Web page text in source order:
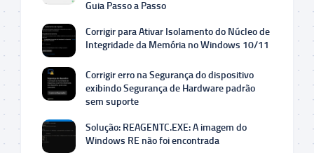
Guia Passo a Passo
Corrigir para Ativar Isolamento do Núcleo de
Integridade da Memória no Windows 10/11
Corrigir erro na Segurança do dispositivo
exibindo Segurança de Hardware padrão
sem suporte
Solução: REAGENTC.EXE: A imagem do
Windows RE não foi encontrada